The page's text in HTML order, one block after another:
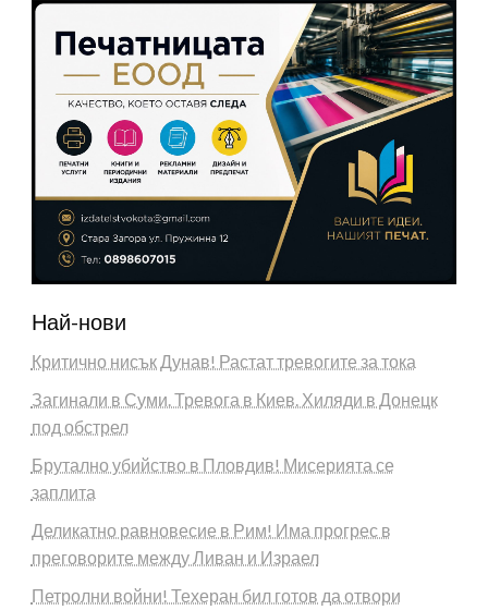
Най-нови
Критично нисък Дунав! Растат тревогите за тока
Загинали в Суми. Тревога в Киев. Хиляди в Донецк
под обстрел
Брутално убийство в Пловдив! Мисерията се
заплита
Деликатно равновесие в Рим! Има прогрес в
преговорите между Ливан и Израел
Петролни войни! Техеран бил готов да отвори